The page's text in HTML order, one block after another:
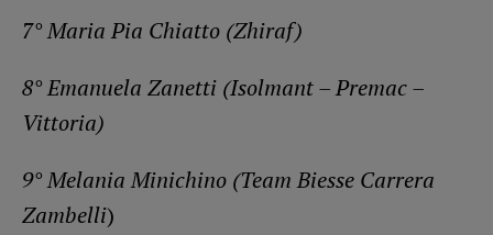
7° Maria Pia Chiatto (Zhiraf)
8° Emanuela Zanetti (Isolmant – Premac –
Vittoria)
9° Melania Minichino (Team Biesse Carrera
Zambelli)